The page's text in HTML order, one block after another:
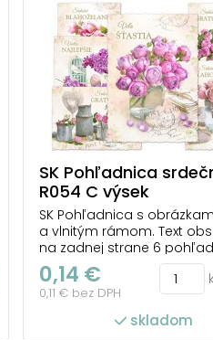
SK Pohľadnica
R054 C výsek
SK Pohľadnica s
a vlnitým rámom. Text
na zadnej strane 6
6. Text na prednej strane:
gratulácia, Veľa šťastia,
najlepšie, Srdečné
Text na zadnej strane:
1: Srdečné blahoželan...
0,14 €
0,11 € bez DPH
skladom